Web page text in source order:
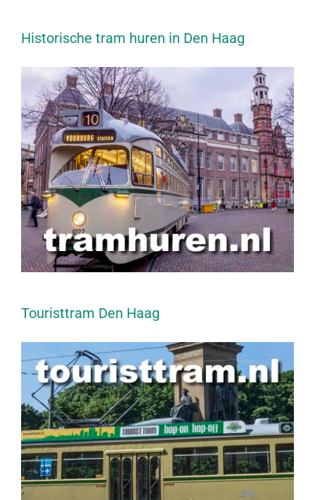
Historische tram huren in Den Haag
Touristtram Den Haag